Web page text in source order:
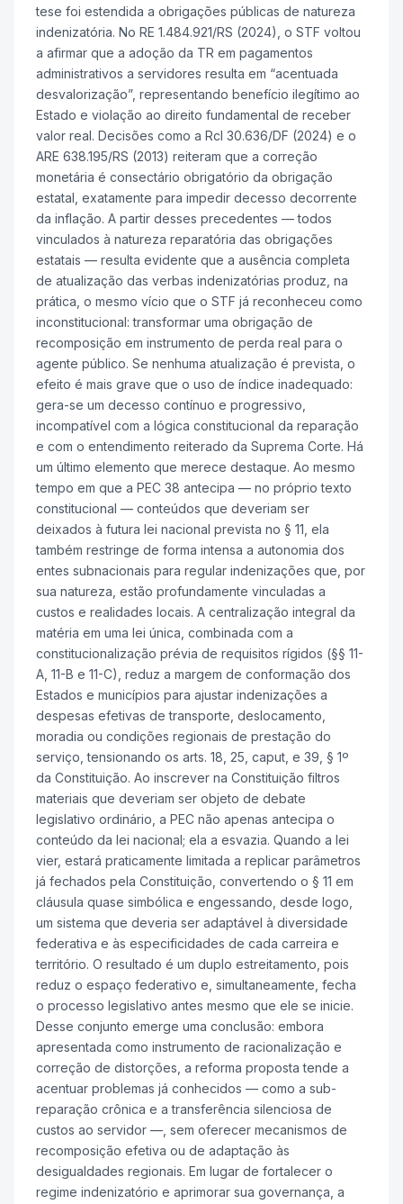
tese foi estendida a obrigações públicas de natureza
indenizatória. No RE 1.484.921/RS (2024), o STF voltou
a afirmar que a adoção da TR em pagamentos
administrativos a servidores resulta em “acentuada
desvalorização”, representando benefício ilegítimo ao
Estado e violação ao direito fundamental de receber
valor real. Decisões como a Rcl 30.636/DF (2024) e o
ARE 638.195/RS (2013) reiteram que a correção
monetária é consectário obrigatório da obrigação
estatal, exatamente para impedir decesso decorrente
da inflação. A partir desses precedentes — todos
vinculados à natureza reparatória das obrigações
estatais — resulta evidente que a ausência completa
de atualização das verbas indenizatórias produz, na
prática, o mesmo vício que o STF já reconheceu como
inconstitucional: transformar uma obrigação de
recomposição em instrumento de perda real para o
agente público. Se nenhuma atualização é prevista, o
efeito é mais grave que o uso de índice inadequado:
gera-se um decesso contínuo e progressivo,
incompatível com a lógica constitucional da reparação
e com o entendimento reiterado da Suprema Corte. Há
um último elemento que merece destaque. Ao mesmo
tempo em que a PEC 38 antecipa — no próprio texto
constitucional — conteúdos que deveriam ser
deixados à futura lei nacional prevista no § 11, ela
também restringe de forma intensa a autonomia dos
entes subnacionais para regular indenizações que, por
sua natureza, estão profundamente vinculadas a
custos e realidades locais. A centralização integral da
matéria em uma lei única, combinada com a
constitucionalização prévia de requisitos rígidos (§§ 11-
A, 11-B e 11-C), reduz a margem de conformação dos
Estados e municípios para ajustar indenizações a
despesas efetivas de transporte, deslocamento,
moradia ou condições regionais de prestação do
serviço, tensionando os arts. 18, 25, caput, e 39, § 1º
da Constituição. Ao inscrever na Constituição filtros
materiais que deveriam ser objeto de debate
legislativo ordinário, a PEC não apenas antecipa o
conteúdo da lei nacional; ela a esvazia. Quando a lei
vier, estará praticamente limitada a replicar parâmetros
já fechados pela Constituição, convertendo o § 11 em
cláusula quase simbólica e engessando, desde logo,
um sistema que deveria ser adaptável à diversidade
federativa e às especificidades de cada carreira e
território. O resultado é um duplo estreitamento, pois
reduz o espaço federativo e, simultaneamente, fecha
o processo legislativo antes mesmo que ele se inicie.
Desse conjunto emerge uma conclusão: embora
apresentada como instrumento de racionalização e
correção de distorções, a reforma proposta tende a
acentuar problemas já conhecidos — como a sub-
reparação crônica e a transferência silenciosa de
custos ao servidor —, sem oferecer mecanismos de
recomposição efetiva ou de adaptação às
desigualdades regionais. Em lugar de fortalecer o
regime indenizatório e aprimorar sua governança, a